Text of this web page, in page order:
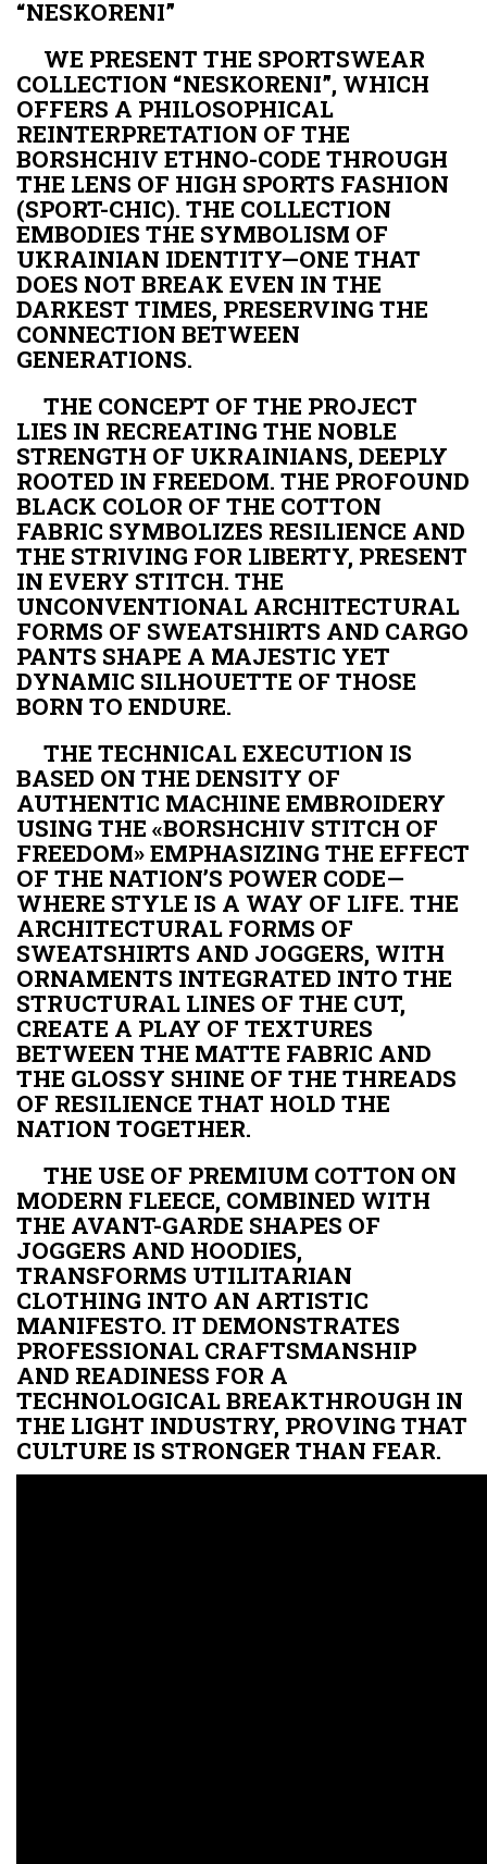
“NESKORENI”
WE PRESENT THE SPORTSWEAR
COLLECTION “NESKORENI”, WHICH
OFFERS A PHILOSOPHICAL
REINTERPRETATION OF THE
BORSHCHIV ETHNO-CODE THROUGH
THE LENS OF HIGH SPORTS FASHION
(SPORT-CHIC). THE COLLECTION
EMBODIES THE SYMBOLISM OF
UKRAINIAN IDENTITY—ONE THAT
DOES NOT BREAK EVEN IN THE
DARKEST TIMES, PRESERVING THE
CONNECTION BETWEEN
GENERATIONS.
THE CONCEPT OF THE PROJECT
LIES IN RECREATING THE NOBLE
STRENGTH OF UKRAINIANS, DEEPLY
ROOTED IN FREEDOM. THE PROFOUND
BLACK COLOR OF THE COTTON
FABRIC SYMBOLIZES RESILIENCE AND
THE STRIVING FOR LIBERTY, PRESENT
IN EVERY STITCH. THE
UNCONVENTIONAL ARCHITECTURAL
FORMS OF SWEATSHIRTS AND CARGO
PANTS SHAPE A MAJESTIC YET
DYNAMIC SILHOUETTE OF THOSE
BORN TO ENDURE.
THE TECHNICAL EXECUTION IS
BASED ON THE DENSITY OF
AUTHENTIC MACHINE EMBROIDERY
USING THE «BORSHCHIV STITCH OF
FREEDOM» EMPHASIZING THE EFFECT
OF THE NATION’S POWER CODE—
WHERE STYLE IS A WAY OF LIFE. THE
ARCHITECTURAL FORMS OF
SWEATSHIRTS AND JOGGERS, WITH
ORNAMENTS INTEGRATED INTO THE
STRUCTURAL LINES OF THE CUT,
CREATE A PLAY OF TEXTURES
BETWEEN THE MATTE FABRIC AND
THE GLOSSY SHINE OF THE THREADS
OF RESILIENCE THAT HOLD THE
NATION TOGETHER.
THE USE OF PREMIUM COTTON ON
MODERN FLEECE, COMBINED WITH
THE AVANT-GARDE SHAPES OF
JOGGERS AND HOODIES,
TRANSFORMS UTILITARIAN
CLOTHING INTO AN ARTISTIC
MANIFESTO. IT DEMONSTRATES
PROFESSIONAL CRAFTSMANSHIP
AND READINESS FOR A
TECHNOLOGICAL BREAKTHROUGH IN
THE LIGHT INDUSTRY, PROVING THAT
CULTURE IS STRONGER THAN FEAR.